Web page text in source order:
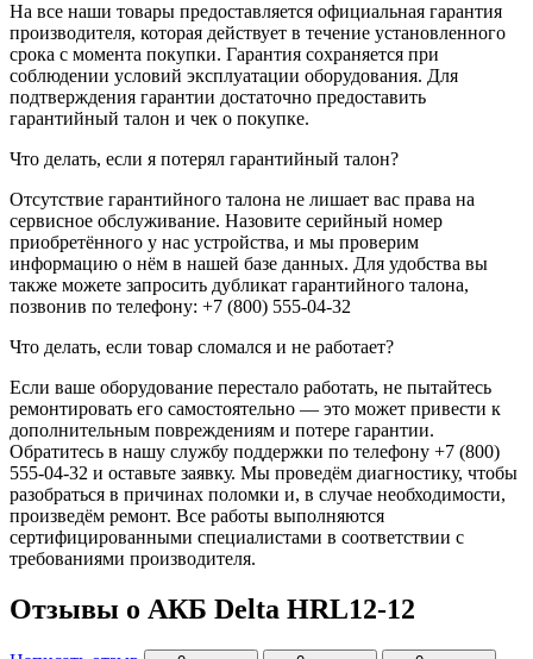
На все наши товары предоставляется официальная гарантия
производителя, которая действует в течение установленного
срока с момента покупки. Гарантия сохраняется при
соблюдении условий эксплуатации оборудования. Для
подтверждения гарантии достаточно предоставить
гарантийный талон и чек о покупке.
Что делать, если я потерял гарантийный талон?
Отсутствие гарантийного талона не лишает вас права на
сервисное обслуживание. Назовите серийный номер
приобретённого у нас устройства, и мы проверим
информацию о нём в нашей базе данных. Для удобства вы
также можете запросить дубликат гарантийного талона,
позвонив по телефону: +7 (800) 555-04-32
Что делать, если товар сломался и не работает?
Если ваше оборудование перестало работать, не пытайтесь
ремонтировать его самостоятельно — это может привести к
дополнительным повреждениям и потере гарантии.
Обратитесь в нашу службу поддержки по телефону +7 (800)
555-04-32 и оставьте заявку. Мы проведём диагностику, чтобы
разобраться в причинах поломки и, в случае необходимости,
произведём ремонт. Все работы выполняются
сертифицированными специалистами в соответствии с
требованиями производителя.
Отзывы о АКБ Delta HRL12-12